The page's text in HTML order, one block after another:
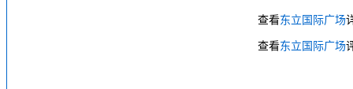
查看东立国际广场
查看东立国际广场